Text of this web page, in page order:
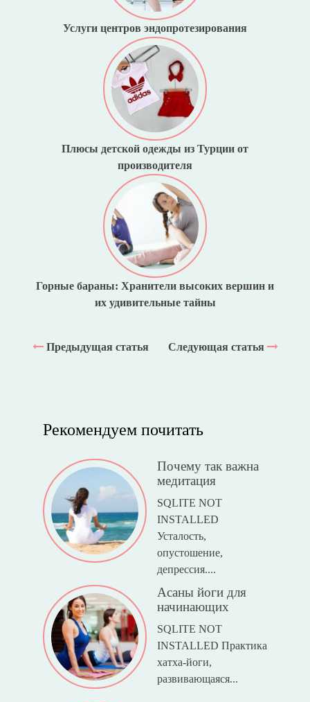
Услуги центров эндопротезирования
Плюсы детской одежды из Турции от
производителя
Горные бараны: Хранители высоких вершин и
их удивительные тайны
Предыдущая статья Следующая статья
Рекомендуем почитать
Почему так важна
медитация
SQLITE NOT
INSTALLED
Усталость,
опустошение,
депрессия....
Асаны йоги для
начинающих
SQLITE NOT
INSTALLED Практика
хатха-йоги,
развивающаяся...